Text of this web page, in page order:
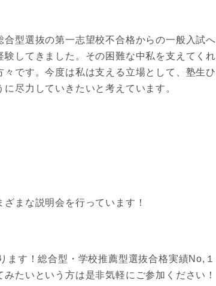
型選抜の第一志望校不合格からの一般入試へ
してきました。その困難な中私を支えてくれ
です。今度は私は支える立場として、塾生ひ
尽力していきたいと考えています。
まな説明会を行っています！
す！総合型・学校推薦型選抜合格実績No,１
たいという方は是非気軽にご参加ください！